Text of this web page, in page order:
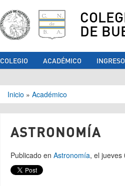
DE
COLEGIO ACADÉMICO INGRESO
Se encuentra
Inicio » Académico
ASTRONOMÍA
Publicado en Astronomía, el jueves